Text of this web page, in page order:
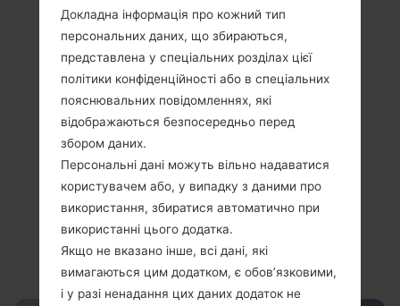
akaLG X Style Dual
Порівняти
Докладна інформація про кожний тип
персональних даних, що збираються,
представлена у спеціальних розділах цієї
політики конфіденційності або в спеціальних
пояснювальних повідомленнях, які
відображаються безпосередньо перед
збором даних.
Персональні дані можуть вільно надаватися
користувачем або, у випадку з даними про
використання, збиратися автоматично при
використанні цього додатка.
Якщо не вказано інше, всі дані, які
вимагаються цим додатком, є обов’язковими,
і у разі ненадання цих даних додаток не